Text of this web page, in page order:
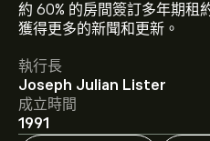
約 60% 的房間簽訂多年期租
獲得更多的新聞和更新。
執行長
Joseph Julian Lister
成立時間
1991
以取得詳細的分析師預測及
分析師根據市場趨勢、財務報
Group PLC的預測。查看最